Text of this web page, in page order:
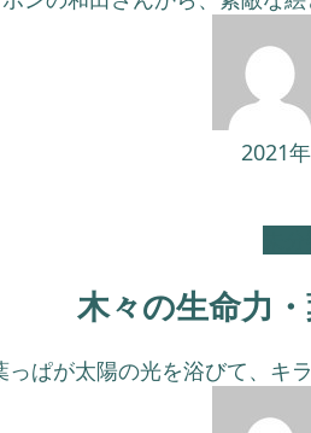
2021
木々の生命力
ぱが太陽の光を浴びて、